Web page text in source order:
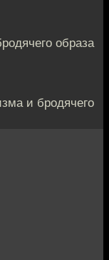
образа
и бродячего